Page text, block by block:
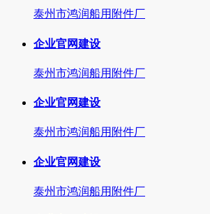
泰州市鸿润船用附件厂
企业官网建设
泰州市鸿润船用附件厂
企业官网建设
泰州市鸿润船用附件厂
企业官网建设
泰州市鸿润船用附件厂